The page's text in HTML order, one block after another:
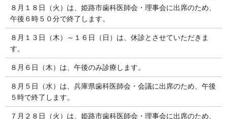
８月１８日（火）は、姫路市歯科医師会・理事会に出席のため、
午後６時５０分で終了します。
８月１３日（木）～１６日（日）は、休診とさせていただきま
す。
８月６日（木）は、午後のみ診療します。
８月５日（水）は、兵庫県歯科医師会・会議に出席のため、午後
５時で終了します。
７月２８日（火）は、姫路市歯科医師会・理事会に出席のため、